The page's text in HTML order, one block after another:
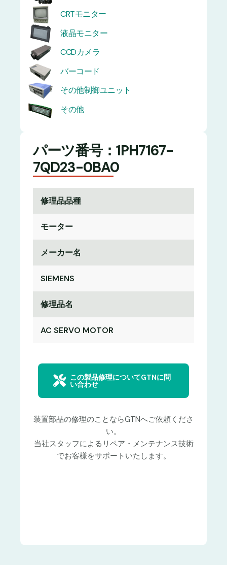
CRTモニター
液晶モニター
CCDカメラ
バーコード
その他制御ユニット
その他
パーツ番号：1PH7167-
7QD23-0BA0
修理品品種
モーター
メーカー名
SIEMENS
修理品名
AC SERVO MOTOR
この製品修理についてGTNに問
い合わせ
装置部品の修理のことならGTNへご依頼くださ
い。
当社スタッフによるリペア・メンテナンス技術
でお客様をサポートいたします。